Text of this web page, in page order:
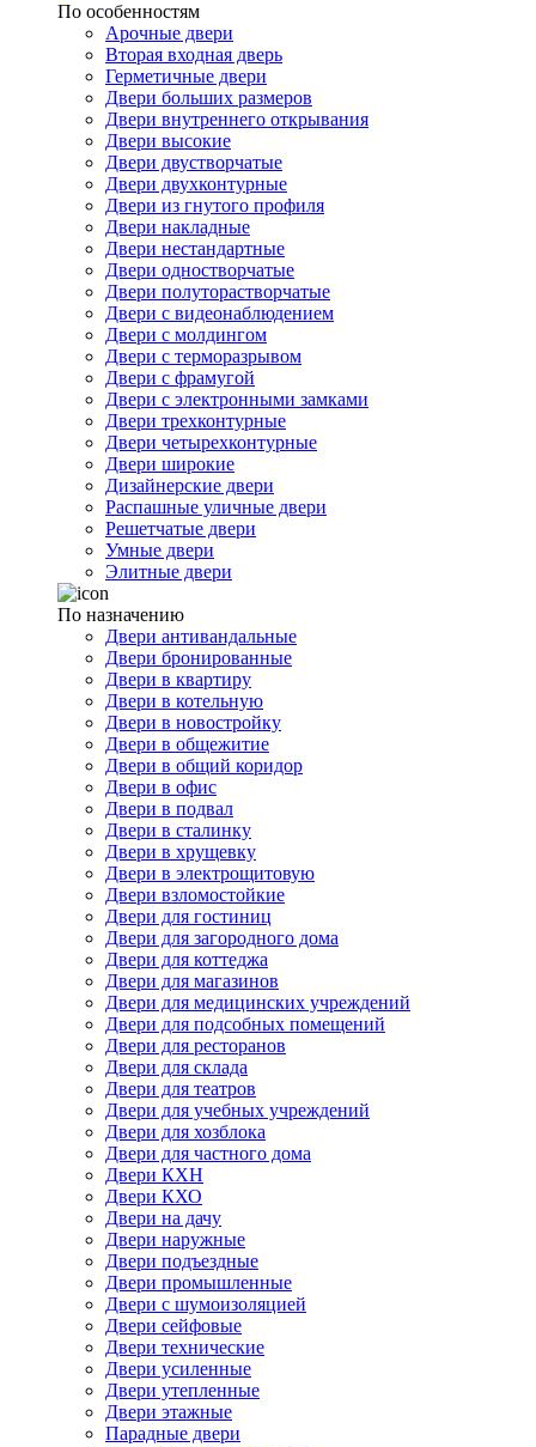
По особенностям
Арочные двери
Вторая входная дверь
Герметичные двери
Двери больших размеров
Двери внутреннего открывания
Двери высокие
Двери двустворчатые
Двери двухконтурные
Двери из гнутого профиля
Двери накладные
Двери нестандартные
Двери одностворчатые
Двери полуторастворчатые
Двери с видеонаблюдением
Двери с молдингом
Двери с терморазрывом
Двери с фрамугой
Двери с электронными замками
Двери трехконтурные
Двери четырехконтурные
Двери широкие
Дизайнерские двери
Распашные уличные двери
Решетчатые двери
Умные двери
Элитные двери
По назначению
Двери антивандальные
Двери бронированные
Двери в квартиру
Двери в котельную
Двери в новостройку
Двери в общежитие
Двери в общий коридор
Двери в офис
Двери в подвал
Двери в сталинку
Двери в хрущевку
Двери в электрощитовую
Двери взломостойкие
Двери для гостиниц
Двери для загородного дома
Двери для коттеджа
Двери для магазинов
Двери для медицинских учреждений
Двери для подсобных помещений
Двери для ресторанов
Двери для склада
Двери для театров
Двери для учебных учреждений
Двери для хозблока
Двери для частного дома
Двери КХН
Двери КХО
Двери на дачу
Двери наружные
Двери подъездные
Двери промышленные
Двери с шумоизоляцией
Двери сейфовые
Двери технические
Двери усиленные
Двери утепленные
Двери этажные
Парадные двери